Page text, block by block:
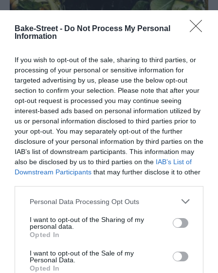
Bake-Street - Do Not Process My Personal
Information
If you wish to opt-out of the sale, sharing to third parties, or
processing of your personal or sensitive information for
targeted advertising by us, please use the below opt-out
section to confirm your selection. Please note that after your
opt-out request is processed you may continue seeing
interest-based ads based on personal information utilized by
us or personal information disclosed to third parties prior to
your opt-out. You may separately opt-out of the further
disclosure of your personal information by third parties on the
IAB’s list of downstream participants. This information may
also be disclosed by us to third parties on the IAB’s List of
Downstream Participants that may further disclose it to other
Please note that this website/app uses one or more Google
not limited to your visit or usage behaviour. You may click to
grant or deny consent to Google and its third-party tags to
use your data for below specified purposes in below Google
consent section.
Personal Data Processing Opt Outs
I want to opt-out of the Sharing of my
personal data.
Opted In
I want to opt-out of the Sale of my
Personal Data.
Opted In
Knäckebröd con pesto de berros y
ensalada
Seguro que recordáis los panes suecos crujientes Knäckebröd
que os dejé hace unas semanas. Os comentaba que compartiría
pues hoy os...